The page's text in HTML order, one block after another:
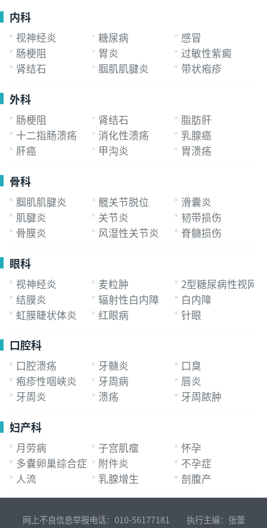
内科
视神经炎 糖尿病
感冒
肠梗阻
胃炎
过敏性紫癜
肾结石
腘肌肌腱炎 带状疱疹
外科
肠梗阻 肾结石
脂肪肝
十二指肠溃疡
消化性溃疡
乳腺癌
肝癌
甲沟炎 胃溃疡
骨科
腘肌肌腱炎 髋关节脱位
滑囊炎
肌腱炎
关节炎
韧带损伤
骨膜炎
风湿性关节炎 脊髓损伤
眼科
视神经炎 麦粒肿
2型糖尿病性视网
结膜炎
辐射性白内障
白内障
虹膜睫状体炎
红眼病 针眼
口腔科
口腔溃疡 牙髓炎
口臭
疱疹性咽峡炎
牙周病
唇炎
牙周炎
溃疡 牙周脓肿
妇产科
月劳病 子宫肌瘤
怀孕
多囊卵巢综合症
附件炎
不孕症
人流
乳腺增生 剖腹产
网上不良信息举报电话：010-56177181 执行主编：张蕾